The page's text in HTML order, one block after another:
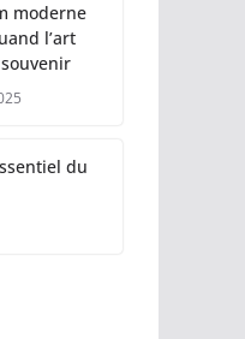
moderne
l’art
du